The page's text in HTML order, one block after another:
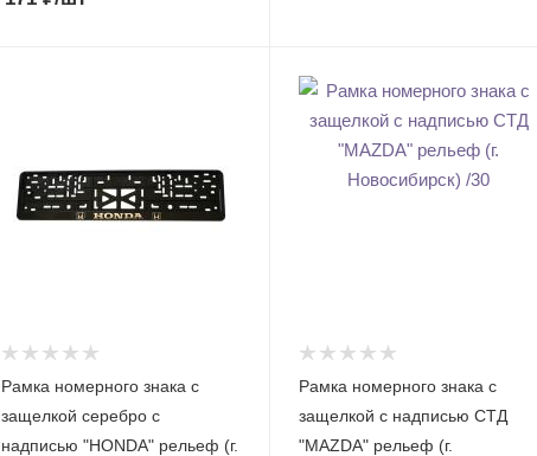
Рамка номерного знака с
защелкой серебро с
надписью "HONDA" рельеф (г.
Рамка номерного знака с
защелкой с надписью СТД
"MAZDA" рельеф (г.